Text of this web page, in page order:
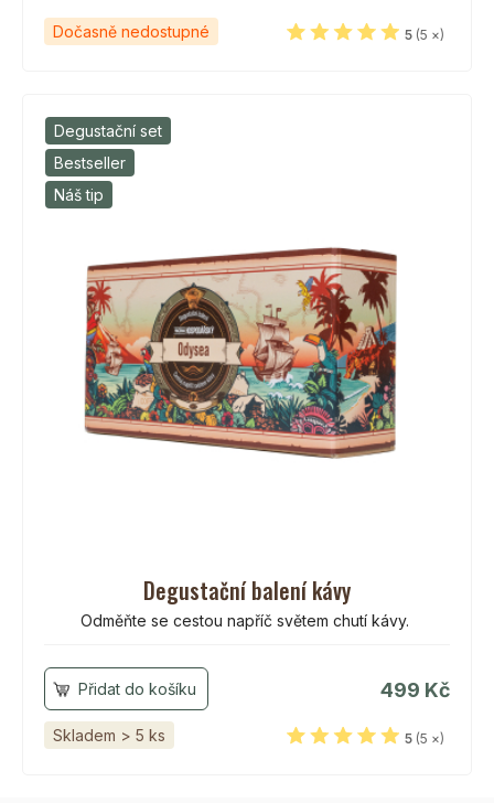
Dočasně nedostupné 5 (5 ×)
Degustační set
Bestseller
Náš tip
Degustační balení kávy
Odměňte se cestou napříč světem chutí kávy.
499 Kč
Skladem > 5 ks 5 (5 ×)